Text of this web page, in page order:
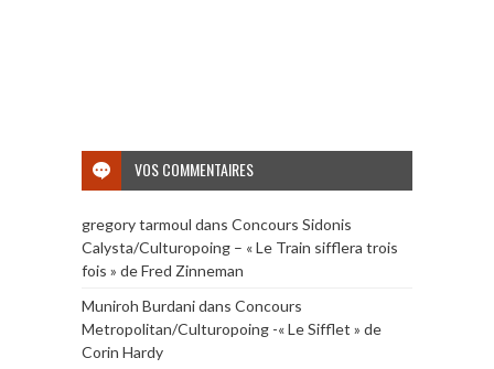
VOS COMMENTAIRES
gregory tarmoul dans Concours Sidonis
Calysta/Culturopoing – « Le Train sifflera trois
fois » de Fred Zinneman
Muniroh Burdanidans Concours
Metropolitan/Culturopoing -« Le Sifflet » de
Corin Hardy